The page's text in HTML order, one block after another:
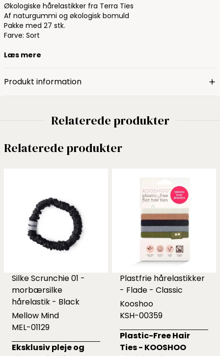
Økologiske hårelastikker fra Terra Ties
Af naturgummi og økologisk bomuld
Pakke med 27 stk.
Farve: Sort
Læs mere
Produkt information
Relaterede produkter
Relaterede produkter
Silke Scrunchie 01 -
morbærsilke
hårelastik - Black
Mellow Mind
MEL-01129
Eksklusiv pleje og
Plastfrie hårelastikker
- Flade - Classic
Kooshoo
KSH-00359
Plastic-Free Hair
Ties - KOOSHOO